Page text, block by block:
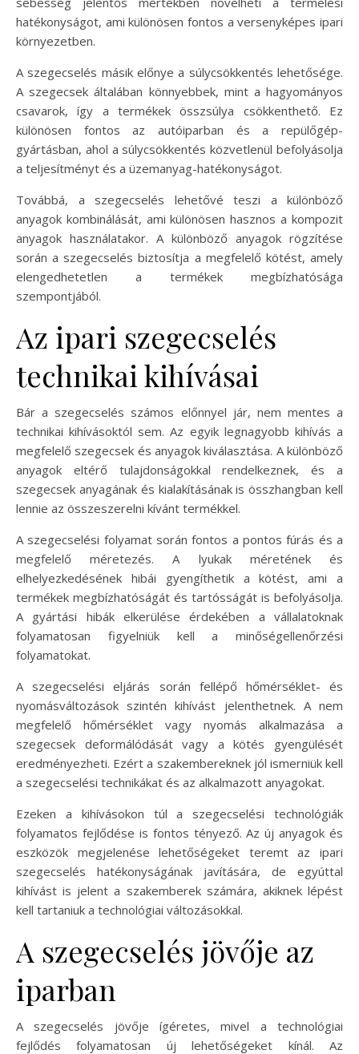
hatékonyságot, ami különösen fontos a versenyképes ipari
környezetben.
A szegecselés másik előnye a súlycsökkentés lehetősége.
A szegecsek általában könnyebbek, mint a hagyományos
csavarok, így a termékek összsúlya csökkenthető. Ez
különösen fontos az autóiparban és a repülőgép-
gyártásban, ahol a súlycsökkentés közvetlenül befolyásolja
a teljesítményt és a üzemanyag-hatékonyságot.
Továbbá, a szegecselés lehetővé teszi a különböző
anyagok kombinálását, ami különösen hasznos a kompozit
anyagok használatakor. A különböző anyagok rögzítése
során a szegecselés biztosítja a megfelelő kötést, amely
elengedhetetlen a termékek megbízhatósága
szempontjából.
Az ipari szegecselés
technikai kihívásai
Bár a szegecselés számos előnnyel jár, nem mentes a
technikai kihívásoktól sem. Az egyik legnagyobb kihívás a
megfelelő szegecsek és anyagok kiválasztása. A különböző
anyagok eltérő tulajdonságokkal rendelkeznek, és a
szegecsek anyagának és kialakításának is összhangban kell
lennie az összeszerelni kívánt termékkel.
A szegecselési folyamat során fontos a pontos fúrás és a
megfelelő méretezés. A lyukak méretének és
elhelyezkedésének hibái gyengíthetik a kötést, ami a
termékek megbízhatóságát és tartósságát is befolyásolja.
A gyártási hibák elkerülése érdekében a vállalatoknak
folyamatosan figyelniük kell a minőségellenőrzési
folyamatokat.
A szegecselési eljárás során fellépő hőmérséklet- és
nyomásváltozások szintén kihívást jelenthetnek. A nem
megfelelő hőmérséklet vagy nyomás alkalmazása a
szegecsek deformálódását vagy a kötés gyengülését
eredményezheti. Ezért a szakembereknek jól ismerniük kell
a szegecselési technikákat és az alkalmazott anyagokat.
Ezeken a kihívásokon túl a szegecselési technológiák
folyamatos fejlődése is fontos tényező. Az új anyagok és
eszközök megjelenése lehetőségeket teremt az ipari
szegecselés hatékonyságának javítására, de egyúttal
kihívást is jelent a szakemberek számára, akiknek lépést
kell tartaniuk a technológiai változásokkal.
A szegecselés jövője az
iparban
A szegecselés jövője ígéretes, mivel a technológiai
fejlődés folyamatosan új lehetőségeket kínál. Az